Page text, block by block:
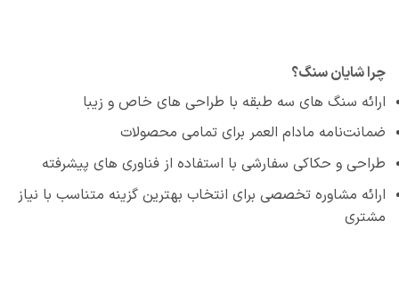
چرا شایان سنگ؟
ارائه سنگ‌ های سه طبقه با طراحی‌ های خاص و زیبا
ضمانت‌نامه مادام العمر برای تمامی محصولات
طراحی و حکاکی سفارشی با استفاده از فناوری‌ های پیشرفته
ارائه مشاوره تخصصی برای انتخاب بهترین گزینه متناسب با نیاز
مشتری